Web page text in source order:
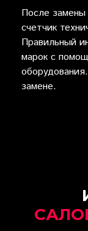
После замены
счетчик
Правильный
марок с
замене.